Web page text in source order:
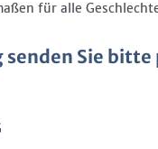
für alle
Sie bitte